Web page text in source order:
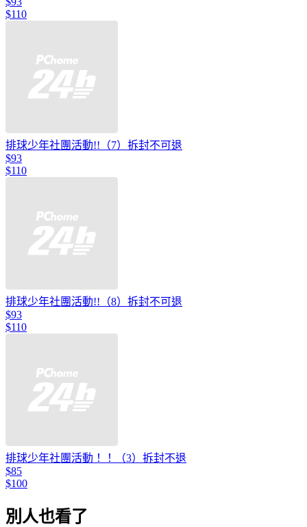
$110
排球少年社團活動!!（7）拆封不可退
$93
$110
排球少年社團活動!!（8）拆封不可退
$93
$110
排球少年社團活動！！（3）拆封不退
$85
$100
別人也看了